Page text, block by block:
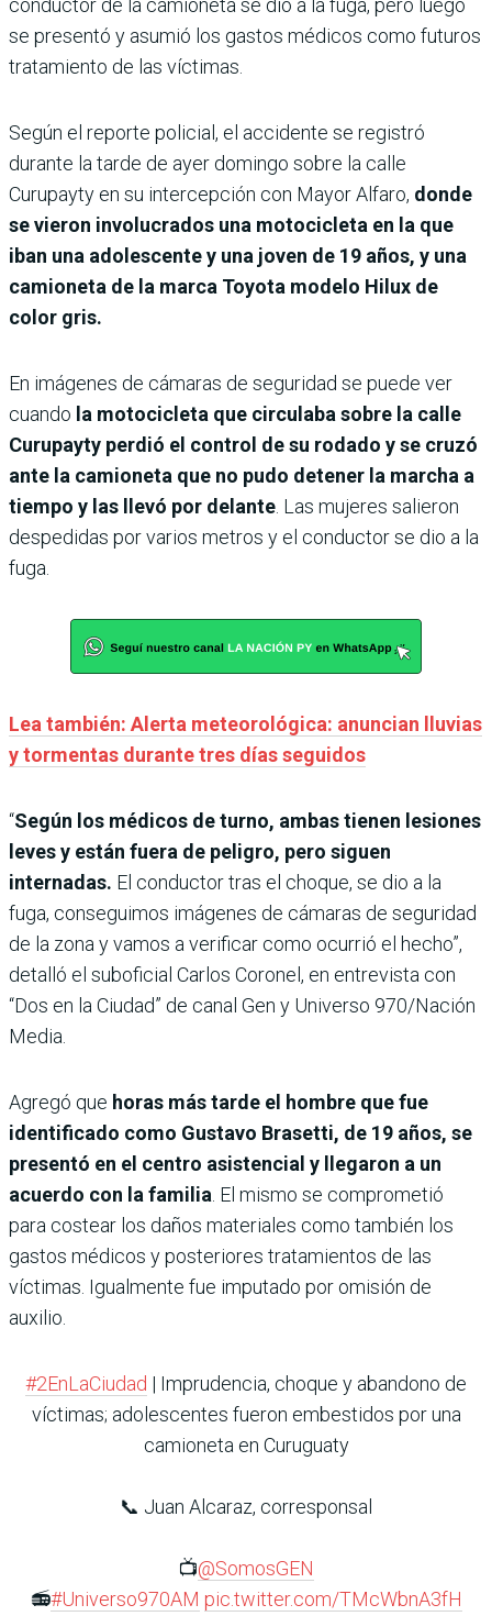
se presentó y asumió los gastos médicos como futuros
tratamiento de las víctimas.
Según el reporte policial, el accidente se registró
durante la tarde de ayer domingo sobre la calle
Curupayty en su intercepción con Mayor Alfaro, donde
se vieron involucrados una motocicleta en la que
iban una adolescente y una joven de 19 años, y una
camioneta de la marca Toyota modelo Hilux de
color gris.
En imágenes de cámaras de seguridad se puede ver
cuando la motocicleta que circulaba sobre la calle
Curupayty perdió el control de su rodado y se cruzó
ante la camioneta que no pudo detener la marcha a
tiempo y las llevó por delante . Las mujeres salieron
despedidas por varios metros y el conductor se dio a la
fuga.
Lea también: Alerta meteorológica: anuncian lluvias
y tormentas durante tres días seguidos
“Según los médicos de turno, ambas tienen lesiones
leves y están fuera de peligro, pero siguen
internadas. El conductor tras el choque, se dio a la
fuga, conseguimos imágenes de cámaras de seguridad
de la zona y vamos a verificar como ocurrió el hecho”,
detalló el suboficial Carlos Coronel, en entrevista con
“Dos en la Ciudad” de canal Gen y Universo 970/Nación
Media.
Agregó que horas más tarde el hombre que fue
identificado como Gustavo Brasetti, de 19 años, se
presentó en el centro asistencial y llegaron a un
acuerdo con la familia . El mismo se comprometió
para costear los daños materiales como también los
gastos médicos y posteriores tratamientos de las
víctimas. Igualmente fue imputado por omisión de
auxilio.
#2EnLaCiudad | Imprudencia, choque y abandono de
víctimas; adolescentes fueron embestidos por una
camioneta en Curuguaty
📞 Juan Alcaraz, corresponsal
📺@SomosGEN
📻#Universo970AM pic.twitter.com/TMcWbnA3fH